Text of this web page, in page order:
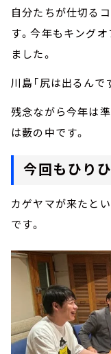
自分たちが仕切る
す。今年もキング
ました。
川島「尻は出るんで
残念ながら今年は
は藪の中です。
今回もひりひ
カゲヤマが来たと
です。